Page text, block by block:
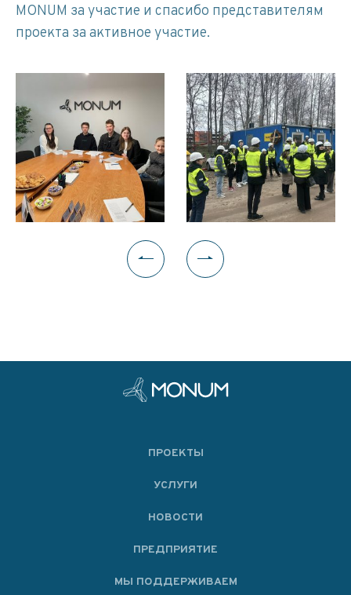
MONUM за участие и спасибо представителям
проекта за активное участие.
ПРОЕКТЫ
УСЛУГИ
НОВОСТИ
ПРЕДПРИЯТИЕ
МЫ ПОДДЕРЖИВАЕМ